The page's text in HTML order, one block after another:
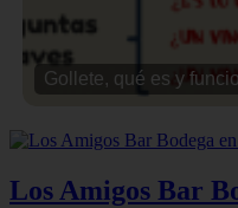
Gollete, qué es y
Los Amigos Bar